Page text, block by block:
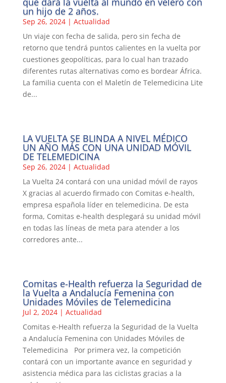
un hijo de 2 años.
Sep 26, 2024| Actualidad
Un viaje con fecha de salida, pero sin fecha de
retorno que tendrá puntos calientes en la vuelta por
cuestiones geopolíticas, para lo cual han trazado
diferentes rutas alternativas como es bordear África.
La familia cuenta con el Maletín de Telemedicina Lite
de...
LA VUELTA SE BLINDA A NIVEL MÉDICO
UN AÑO MÁS CON UNA UNIDAD MÓVIL
DE TELEMEDICINA
Sep 26, 2024| Actualidad
La Vuelta 24 contará con una unidad móvil de rayos
X gracias al acuerdo firmado con Comitas e-health,
empresa española líder en telemedicina. De esta
forma, Comitas e-health desplegará su unidad móvil
en todas las líneas de meta para atender a los
corredores ante...
Comitas e-Health refuerza la Seguridad de
la Vuelta a Andalucía Femenina con
Unidades Móviles de Telemedicina
Jul 2, 2024| Actualidad
Comitas e-Health refuerza la Seguridad de la Vuelta
a Andalucía Femenina con Unidades Móviles de
Telemedicina Por primera vez, la competición
contará con un importante avance en seguridad y
asistencia médica para las ciclistas gracias a la